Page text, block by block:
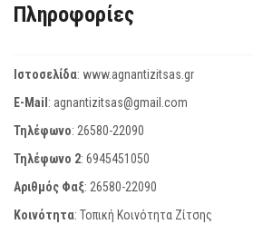
Πληροφορίες
Ιστοσελίδα: www.agnantizitsas.gr
E-Mail: agnantizitsas@gmail.com
Τηλέφωνο: 26580-22090
Τηλέφωνο 2: 6945451050
Αριθμός Φαξ: 26580-22090
Κοινότητα: Τοπική Κοινότητα Ζίτσης